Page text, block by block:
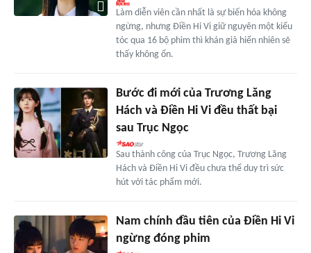
Làm diễn viên cần nhất là sự biến hóa không
ngừng, nhưng Điền Hi Vi giữ nguyên một kiểu
tóc qua 16 bộ phim thì khán giả hiển nhiên sẽ
thấy không ổn.
Bước đi mới của Trương Lăng
Hách và Điền Hi Vi đều thất bại
sau Trục Ngọc
Sau thành công của Trục Ngọc, Trương Lăng
Hách và Điền Hi Vi đều chưa thể duy trì sức
hút với tác phẩm mới.
Nam chính đầu tiên của Điền Hi Vi
ngừng đóng phim